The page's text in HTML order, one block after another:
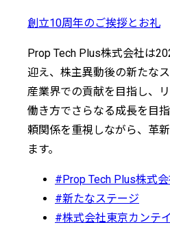
創立10周年のご挨拶とお礼
Prop Tech Plus株式会社は
迎え、株主異動後の新たな
産業界での貢献を目指し、
働き方でさらなる成長を目
頼関係を重視しながら、革
ます。
#Prop Tech Plus株式
#新たなステージ
#株式会社東京カンテイ